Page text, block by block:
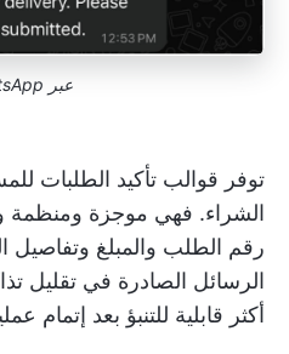
عبر
توفر قوالب تأكيد الطلبات
الشراء. فهي موجزة ومنظمة
رقم الطلب والمبلغ وتفاصيل
الرسائل الصادرة في تقليل
أكثر قابلية للتنبؤ بعد إتمام